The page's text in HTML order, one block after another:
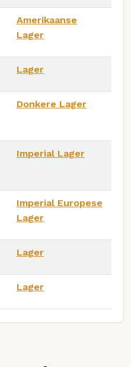
Amerikaanse
Lager
Lager
Donkere Lager
Imperial Lager
Imperial Europese
Lager
Lager
Lager